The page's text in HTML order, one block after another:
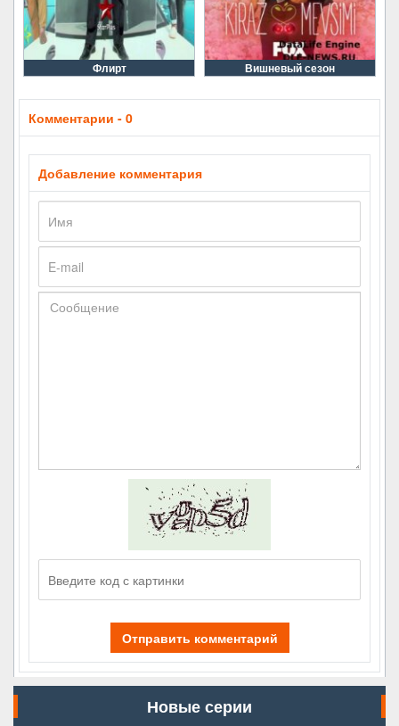
Флирт Вишневый сезон
Комментарии - 0
Добавление комментария
Отправить комментарий
Новые серии